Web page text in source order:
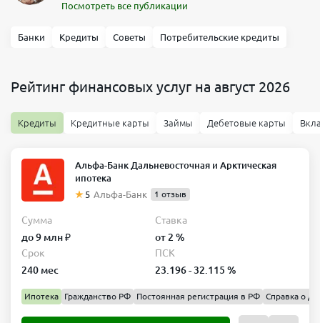
Посмотреть все публикации
Банки Кредиты Советы Потребительские кредиты
Рейтинг финансовых услуг на август 2026
Кредиты Кредитные карты Займы Дебетовые карты
Альфа-Банк Дальневосточная и Арктическая
ипотека
5 Альфа-Банк 1 отзыв
Сумма
до 9 млн ₽
Ставка
от 2 %
Срок
240 мес
ПСК
23.196 - 32.115 %
Ипотека Гражданство РФ Постоянная регистрация в РФ Справка о